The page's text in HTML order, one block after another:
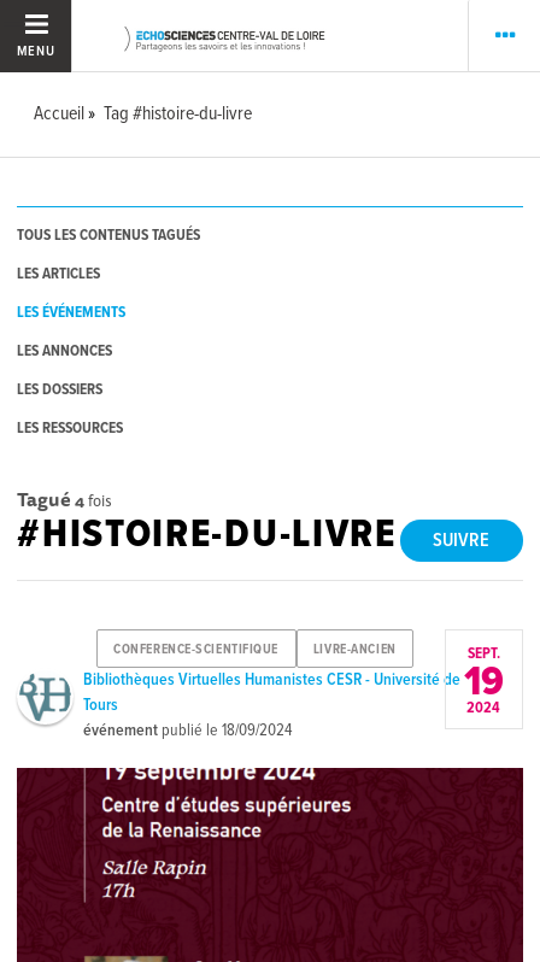
MENU
Accueil Tag #histoire-du-livre
TOUS LES CONTENUS TAGUÉS
LES ARTICLES
LES ÉVÉNEMENTS
LES ANNONCES
LES DOSSIERS
LES RESSOURCES
Tagué 4fois
SUIVRE
#HISTOIRE-DU-LIVRE
CONFERENCE-SCIENTIFIQUE LIVRE-ANCIEN
Bibliothèques Virtuelles Humanistes CESR - Université de
Tours
événement publié le18/09/2024
SEPT.
19
2024